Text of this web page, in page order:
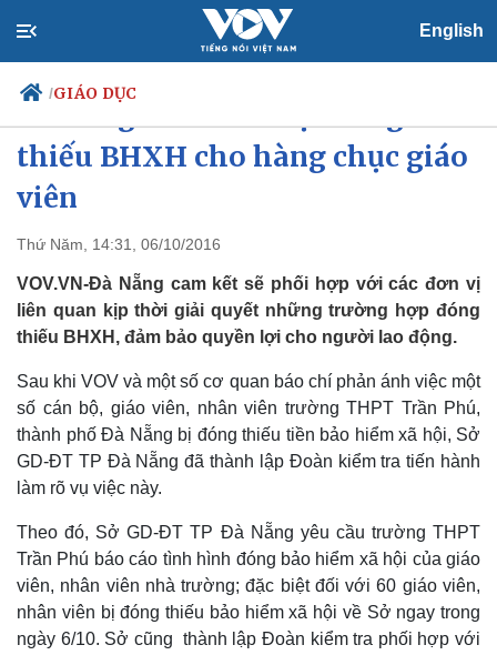
English
/GIÁO DỤC
Chính trị
Đảng
Quốc hội
Nhận diện sự thật
Giáo dục
Dấu ấn VOV
Việc làm
thiếu BHXH cho hàng chục giáo
viên
Thứ Năm, 14:31, 06/10/2016
VOV.VN-Đà Nẵng cam kết sẽ phối hợp với các đơn vị
liên quan kịp thời giải quyết những trường hợp đóng
thiếu BHXH, đảm bảo quyền lợi cho người lao động.
Sau khi VOV và một số cơ quan báo chí phản ánh việc một
số cán bộ, giáo viên, nhân viên trường THPT Trần Phú,
thành phố Đà Nẵng bị đóng thiếu tiền bảo hiểm xã hội, Sở
GD-ĐT TP Đà Nẵng đã thành lập Đoàn kiểm tra tiến hành
làm rõ vụ việc này.
Theo đó, Sở GD-ĐT TP Đà Nẵng yêu cầu trường THPT
Trần Phú báo cáo tình hình đóng bảo hiểm xã hội của giáo
viên, nhân viên nhà trường; đặc biệt đối với 60 giáo viên,
nhân viên bị đóng thiếu bảo hiểm xã hội về Sở ngay trong
ngày 6/10. Sở cũng thành lập Đoàn kiểm tra phối hợp với